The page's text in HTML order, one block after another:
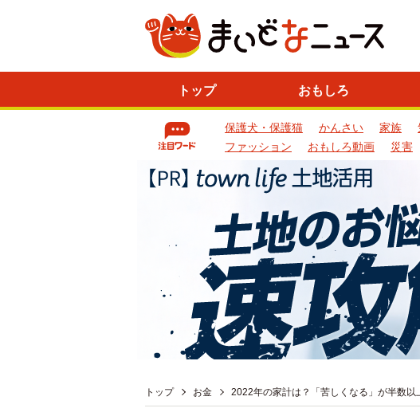
トップ おもしろ
保護犬・保護猫 かんさい 家族
ファッション
おもしろ動画 災害
トップ お金 2022年の家計は？「苦しくなる」が半数